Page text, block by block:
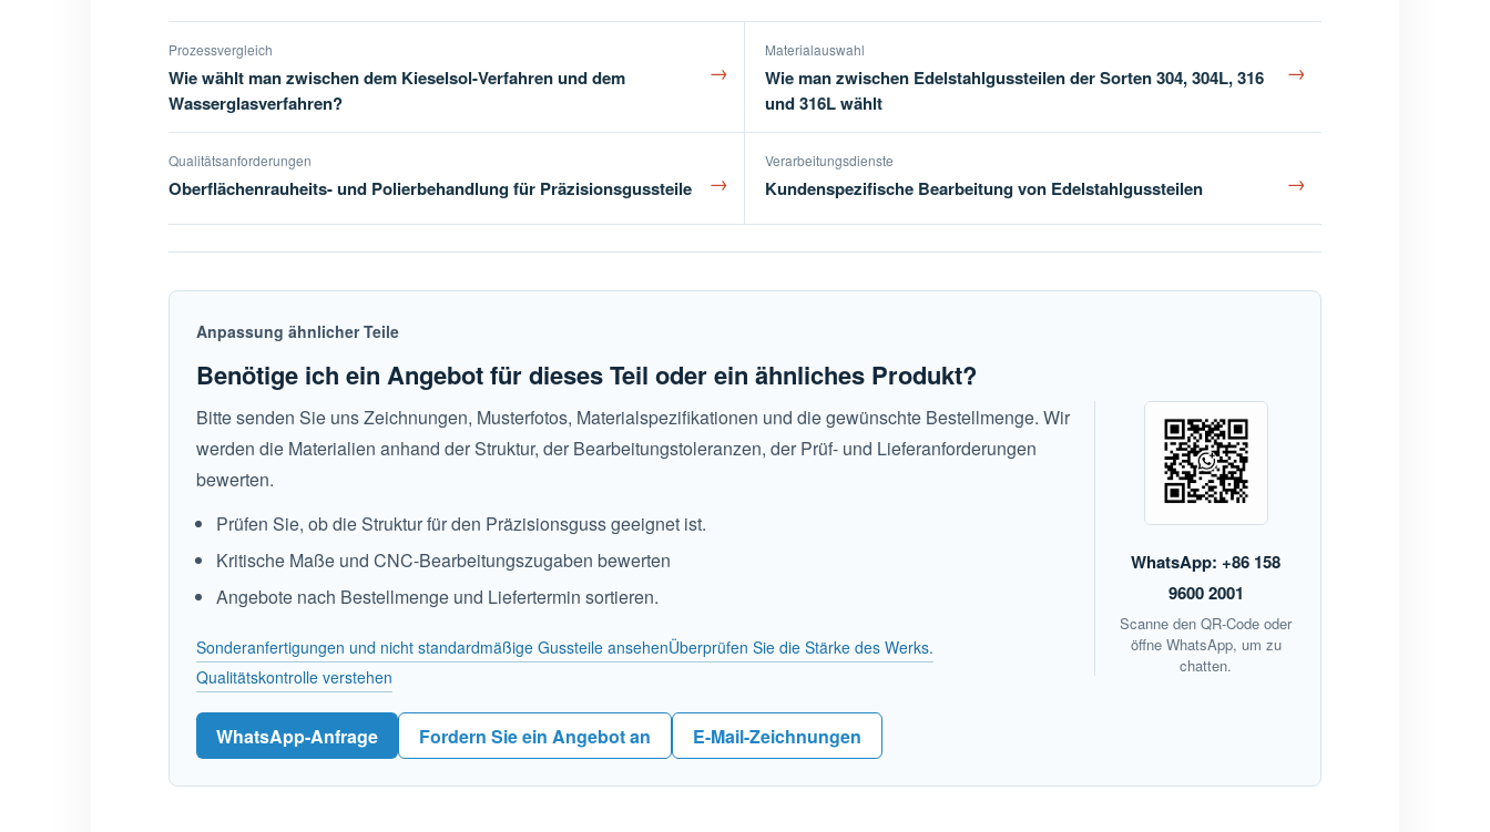
Prozessvergleich
Wie wählt man zwischen dem Kieselsol-Verfahren und dem
Wasserglasverfahren?
→
Materialauswahl
Wie man zwischen Edelstahlgussteilen der Sorten 304, 304L, 316
und 316L wählt
→
Qualitätsanforderungen
Oberflächenrauheits- und Polierbehandlung für Präzisionsgussteile →
Verarbeitungsdienste
Kundenspezifische Bearbeitung von Edelstahlgussteilen →
Anpassung ähnlicher Teile
Benötige ich ein Angebot für dieses Teil oder ein ähnliches Produkt?
Bitte senden Sie uns Zeichnungen, Musterfotos, Materialspezifikationen und die gewünschte Bestellmenge. Wir
werden die Materialien anhand der Struktur, der Bearbeitungstoleranzen, der Prüf- und Lieferanforderungen
bewerten.
Prüfen Sie, ob die Struktur für den Präzisionsguss geeignet ist.
Kritische Maße und CNC-Bearbeitungszugaben bewerten
Angebote nach Bestellmenge und Liefertermin sortieren.
Sonderanfertigungen und nicht standardmäßige Gussteile ansehenÜberprüfen Sie die Stärke des Werks.
Qualitätskontrolle verstehen
WhatsApp-Anfrage Fordern Sie ein Angebot an E-Mail-Zeichnungen
WhatsApp: +86 158
9600 2001
Scanne den QR-Code oder
öffne WhatsApp, um zu
chatten.